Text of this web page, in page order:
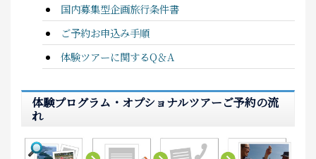
国内募集型企画旅行条件書
ご予約お申込み手順
体験ツアーに関するQ＆A
体験プログラム・オプショナルツアーご予約の流
れ